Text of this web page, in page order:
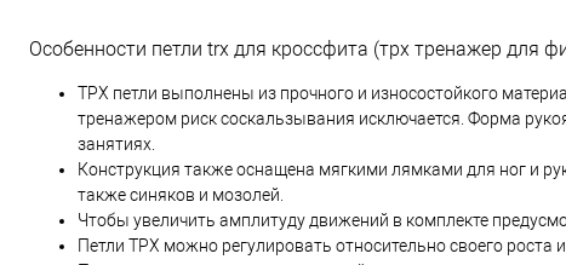
Особенности петли trx для кроссфита (трх тренажер для
ТРХ петли выполнены из прочного и износостойкого
тренажером риск соскальзывания исключается. Форма
занятиях.
Конструкция также оснащена мягкими лямками для ног и
также синяков и мозолей.
Чтобы увеличить амплитуду движений в комплекте
Петли ТРХ можно регулировать относительно своего роста